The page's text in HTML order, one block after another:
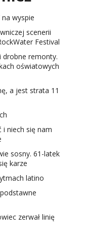
wyspie
scenerii
Festival
drobne remonty.
oświatowych
a jest strata 11
i niech się nam
sosny. 61-latek
karze
latino
zerwał linię